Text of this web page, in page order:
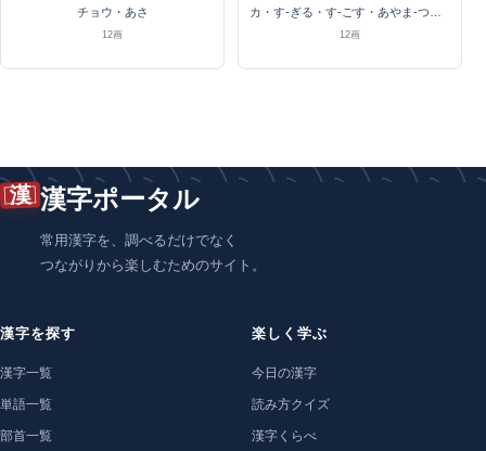
チョウ・あさ
12画 12画
漢 漢字ポータル
常用漢字を、調べるだけでなく
つながりから楽しむためのサイト。
漢字を探す
漢字一覧
単語一覧
部首一覧
楽しく学ぶ
今日の漢字
読み方クイズ
漢字くらべ